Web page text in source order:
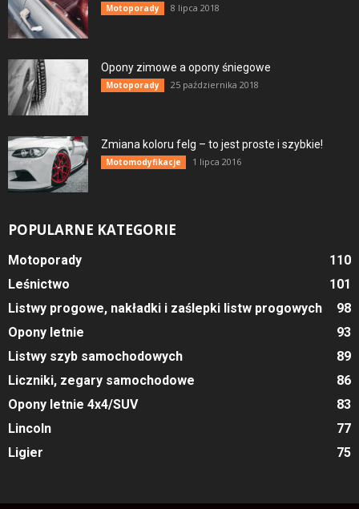
Motoporady 8 lipca 2018
Opony zimowe a opony śniegowe
Motoporady 25 października 2018
Zmiana koloru felg – to jest proste i szybkie!
Motomodyfikacje 1 lipca 2016
POPULARNE KATEGORIE
Motoporady
110
Leśnictwo
101
Listwy progowe, nakładki i zaślepki listw progowych
98
Opony letnie
93
Listwy szyb samochodowych
89
Liczniki, zegary samochodowe
86
Opony letnie 4x4/SUV
83
Lincoln
77
Ligier
75